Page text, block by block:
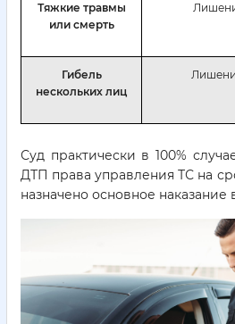
Тяжкие травмы
или смерть
Гибель
нескольких лиц
Суд практически в 100%
ДТП права управления ТС на
назначено основное